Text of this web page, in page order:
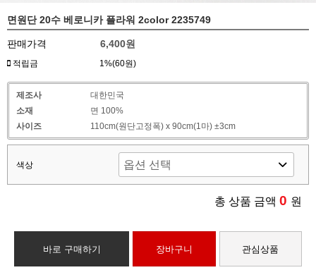
면원단 20수 베로니카 플라워 2color 2235749
판매가격 6,400원
적립금 1%(60원)
제조사
대한민국
소재
면 100%
사이즈
110cm(원단고정폭) x 90cm(1마) ±3cm
색상
총 상품 금액 0 원
바로 구매하기 장바구니 관심상품